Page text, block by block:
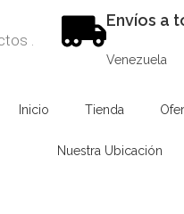
Envíos a
Venezuela
Inicio Tienda
Nuestra Ubicación